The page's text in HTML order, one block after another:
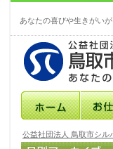
あなたの喜びや生きがい
公益社団法人 鳥取市シル